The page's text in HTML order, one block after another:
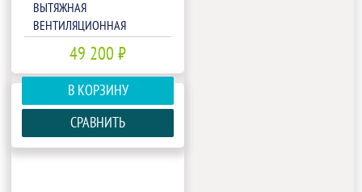
ВЫТЯЖНАЯ
ВЕНТИЛЯЦИОННАЯ
УСТАНОВКА FUNAI ERW-
49 200 ₽
В КОРЗИНУ
СРАВНИТЬ